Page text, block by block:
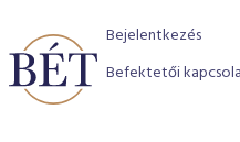
Bejelentkezés
Befektetői